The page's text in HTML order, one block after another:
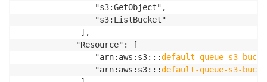
				"arn:aws:s3:::
default-queue-s3-
				"arn:aws:s3:::
default-queue-s3-